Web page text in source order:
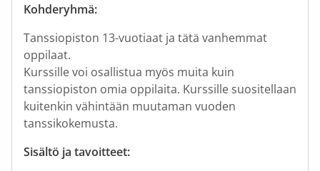
Kohderyhmä:
Tanssiopiston 13-vuotiaat ja tätä vanhemmat
oppilaat.
Kurssille voi osallistua myös muita kuin
tanssiopiston omia oppilaita. Kurssille suositellaan
kuitenkin vähintään muutaman vuoden
tanssikokemusta.
Sisältö ja tavoitteet: